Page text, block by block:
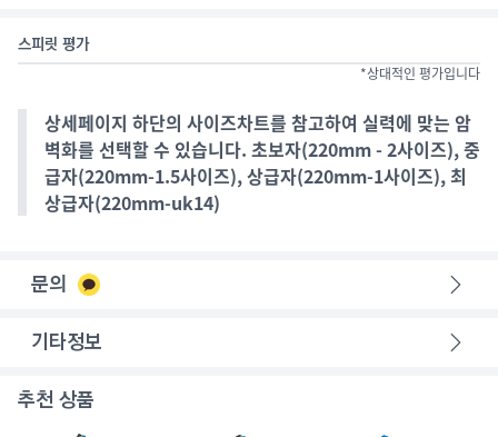
스피릿 평가
*상대적인 평가입니다
상세페이지 하단의 사이즈차트를 참고하여 실력에 맞는 암
벽화를 선택할 수 있습니다. 초보자(220mm - 2사이즈), 중
급자(220mm-1.5사이즈), 상급자(220mm-1사이즈), 최
상급자(220mm-uk14)
문의
기타정보
추천 상품